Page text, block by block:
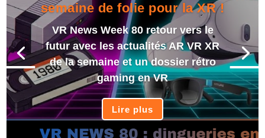
semaine de folie pour la XR !
VR News Week 80 retour vers le
futur avec les actualités AR VR XR
de la semaine et un dossier rétro
gaming en VR
Lire plus